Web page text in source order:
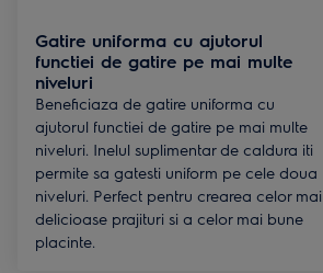
Gatire uniforma cu ajutorul
functiei de gatire pe mai multe
niveluri
Beneficiaza de gatire uniforma cu
ajutorul functiei de gatire pe mai multe
niveluri. Inelul suplimentar de caldura iti
permite sa gatesti uniform pe cele doua
niveluri. Perfect pentru crearea celor mai
delicioase prajituri si a celor mai bune
placinte.